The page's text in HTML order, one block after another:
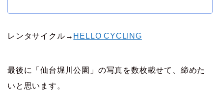
レンタサイクル→ HELLO CYCLING
最後に「仙台堀川公園」の写真を数枚載せて、締めた
いと思います。